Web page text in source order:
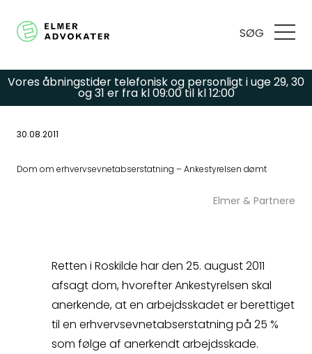
SØG
Vores åbningstider telefonisk og personligt i uge 29, 30
og 31 er fra kl 09:00 til kl 12:00
Har du spørgsmål
eller brug for hjælp?
kontaktformularen,
så kontakter vi dig
30.08.2011
Dom om erhvervsevnetabserstatning – Ankestyrelsen dømt
Elmer & Partnere
Retten i Roskilde har den 25. august 2011
afsagt dom, hvorefter Ankestyrelsen skal
anerkende, at en arbejdsskadet er berettiget
til en erhvervsevnetabserstatning på 25 %
som følge af anerkendtarbejdsskade.